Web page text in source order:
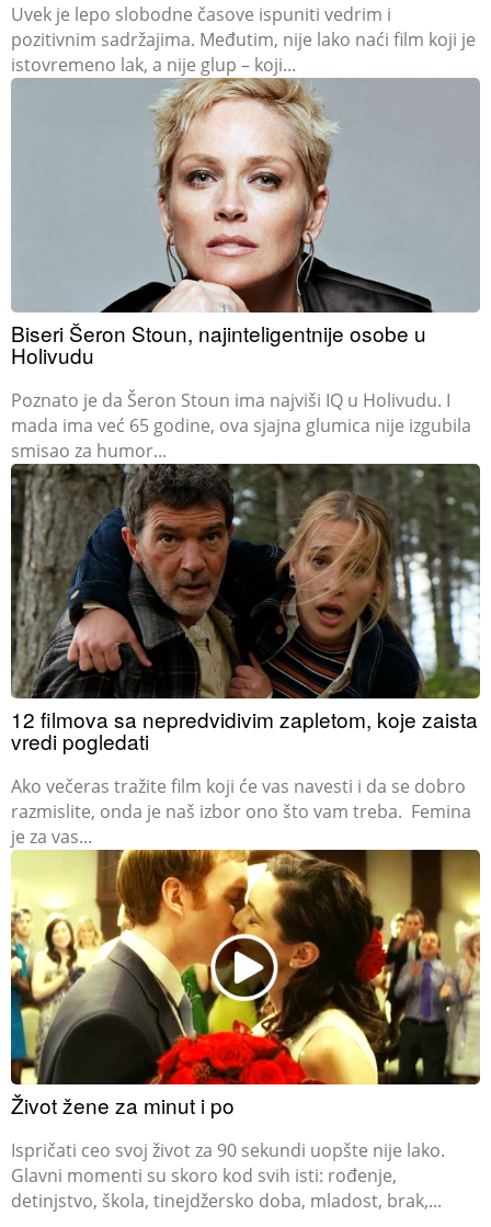
Uvek je lepo slobodne časove ispuniti vedrim i
pozitivnim sadržajima. Međutim, nije lako naći film koji je
istovremeno lak, a nije glup – koji...
Biseri Šeron Stoun, najinteligentnije osobe u
Holivudu
Poznato je da Šeron Stoun ima najviši IQ u Holivudu. I
mada ima već 65 godine, ova sjajna glumica nije izgubila
smisao za humor...
12 filmova sa nepredvidivim zapletom, koje zaista
vredi pogledati
Ako večeras tražite film koji će vas navesti i da se dobro
razmislite, onda je naš izbor ono što vam treba. Femina
je za vas...
Život žene za minut i po
Ispričati ceo svoj život za 90 sekundi uopšte nije lako.
Glavni momenti su skoro kod svih isti: rođenje,
detinjstvo, škola, tinejdžersko doba, mladost, brak,...